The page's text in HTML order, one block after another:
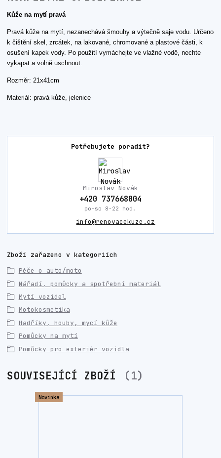
Kůže na mytí pravá
Pravá kůže na mytí, nezanechává šmouhy a výtečně saje vodu. Určeno
k čištění skel, zrcátek, na lakované, chromované a plastové části, k
osušení kapek vody. Po použití vymáchejte ve vlažné vodě, nechte
vykapat a volně uschnout.
Rozměr: 21x41cm
Materiál: pravá kůže, jelenice
Potřebujete poradit?
Miroslav Novák
+420 737668004
po-so 8-22 hod.
info@renovacekuze.cz
Zboží zařazeno v kategoriích
Péče o auto/moto
Nářadí, pomůcky a spotřební materiál
Mytí vozidel
Motokosmetika
Hadříky, houby, mycí kůže
Pomůcky na mytí
Pomůcky pro exteriér vozidla
SOUVISEJÍCÍ ZBOŽÍ 1
Novinka